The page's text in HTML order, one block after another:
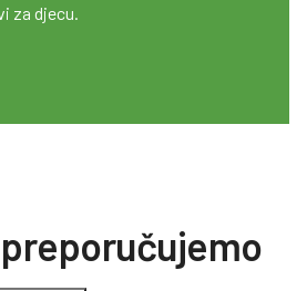
za djecu.